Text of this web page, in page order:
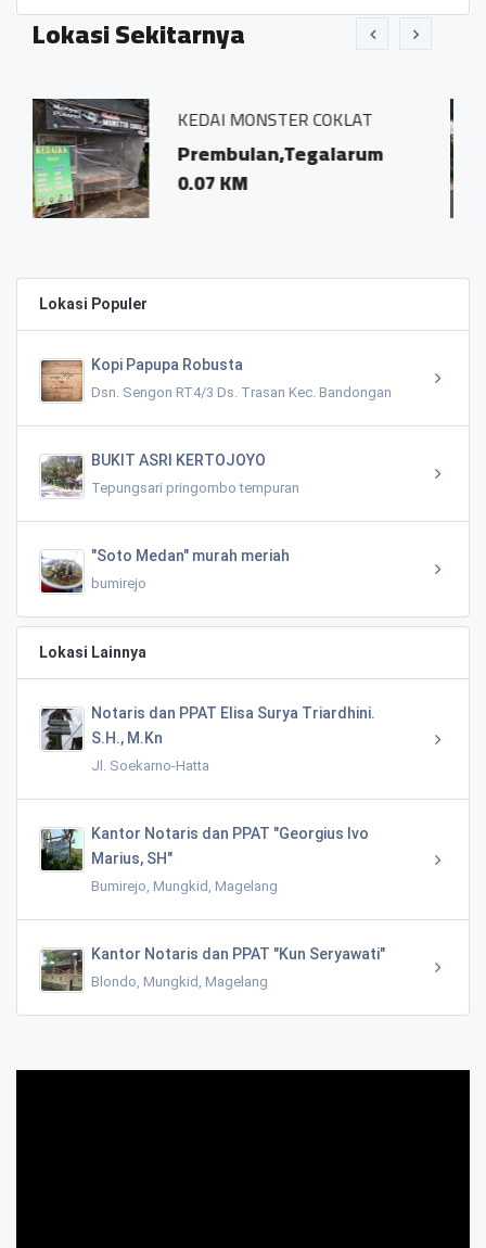
Lokasi Sekitarnya
KEDAI MONSTER COKLAT
Prembulan,Tegalarum
0.07 KM
Lokasi Populer
Kopi Papupa Robusta
Dsn. Sengon RT4/3 Ds. Trasan Kec. Bandongan
BUKIT ASRI KERTOJOYO
Tepungsari pringombo tempuran
"Soto Medan" murah meriah
bumirejo
Lokasi Lainnya
Notaris dan PPAT Elisa Surya Triardhini.
S.H., M.Kn
Jl. Soekarno-Hatta
Kantor Notaris dan PPAT "Georgius Ivo
Marius, SH"
Bumirejo, Mungkid, Magelang
Kantor Notaris dan PPAT "Kun Seryawati"
Blondo, Mungkid, Magelang